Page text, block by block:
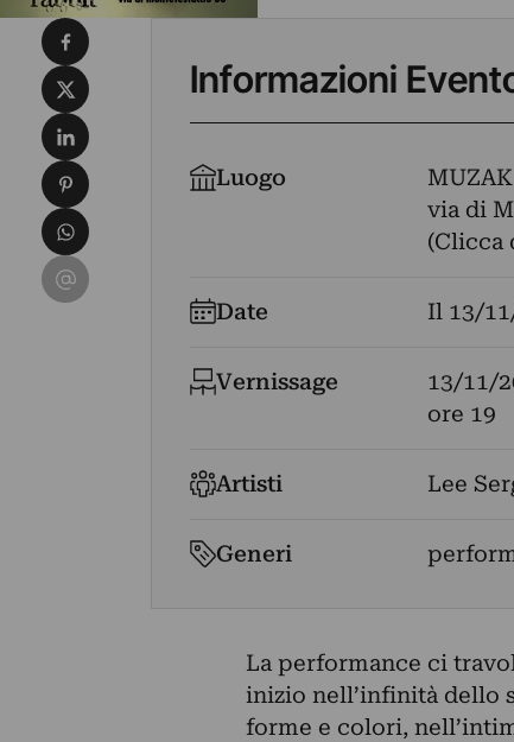
Informazioni
Luogo
MUZAK
via di
(Clicca
Date Il 13/
Vernissage
13/11/
ore 19
Artisti Lee
Generi
La performance ci
inizio nell’infinità dello
forme e colori,
Condividi su Facebook
Condividi su X
Condividi su LinkedIn
Condividi su Pinterest
Condividi su WhatsApp
Condividi su Email